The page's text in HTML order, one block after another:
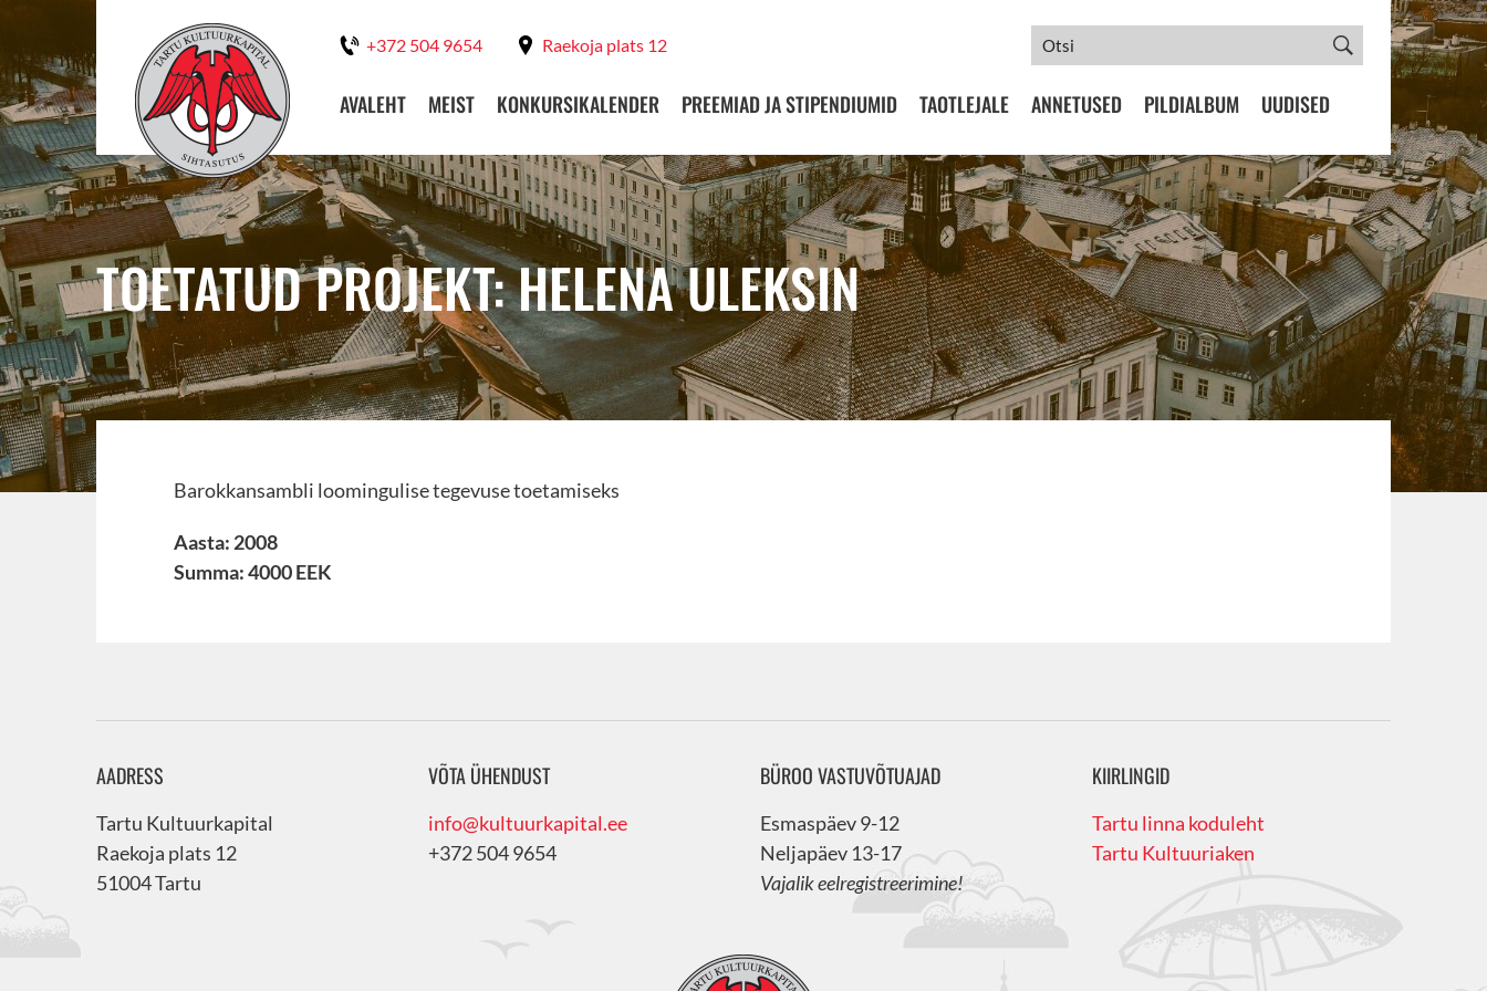
+372 504 9654 Raekoja plats 12
AVALEHT MEIST KONKURSIKALENDER PREEMIAD JA STIPENDIUMID TAOTLEJALE ANNETUSED PILDIALBUM UUDISED
TOETATUD PROJEKT: HELENA ULEKSIN
Barokkansambli loomingulise tegevuse toetamiseks
Aasta: 2008
Summa: 4000 EEK
AADRESS
Tartu Kultuurkapital
Raekoja plats 12
51004 Tartu
VÕTA ÜHENDUST
info@kultuurkapital.ee
+372 504 9654
BÜROO VASTUVÕTUAJAD
Esmaspäev 9-12
Neljapäev 13-17
Vajalik eelregistreerimine!
KIIRLINGID
Tartu linna koduleht
Tartu Kultuuriaken